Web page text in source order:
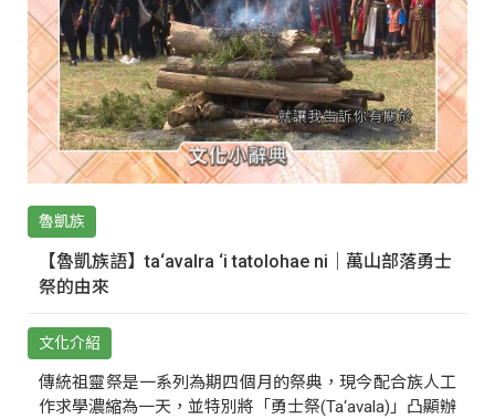
魯凱族
【魯凱族語】ta‘avalra ‘i tatolohae ni｜萬山部落勇士
祭的由來
文化介紹
傳統祖靈祭是一系列為期四個月的祭典，現今配合族人工
作求學濃縮為一天，並特別將「勇士祭(Ta‘avala)」凸顯辦